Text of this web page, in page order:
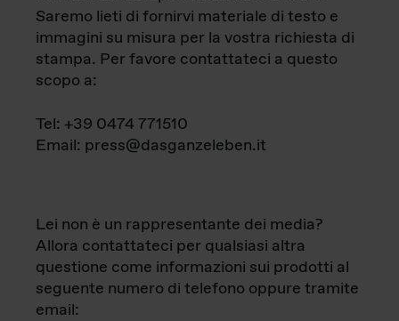
Saremo lieti di fornirvi materiale di testo e
immagini su misura per la vostra richiesta di
stampa. Per favore contattateci a questo
scopo a:
Tel: +39 0474 771510
Email: press@dasganzeleben.it
Lei non è un rappresentante dei media?
Allora contattateci per qualsiasi altra
questione come informazioni sui prodotti al
seguente numero di telefono oppure tramite
email: